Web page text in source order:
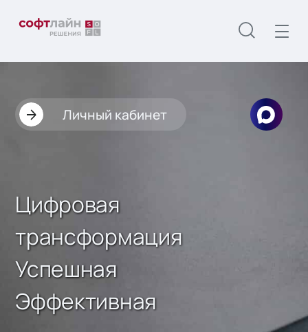
Цифровая
трансформация
Успешная
Эффективная
Личный кабинет